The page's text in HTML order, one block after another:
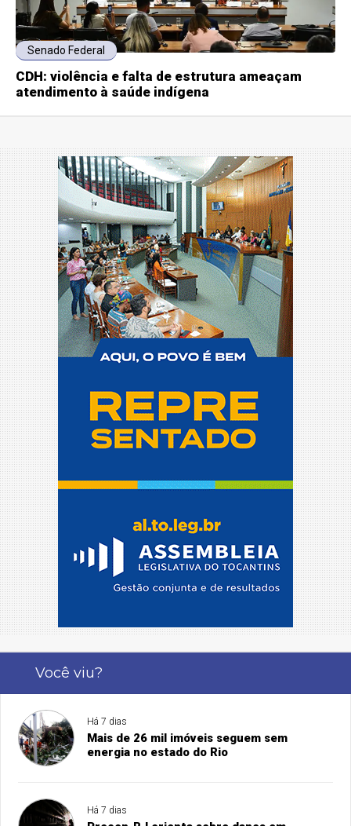
Senado Federal
CDH: violência e falta de estrutura ameaçam
atendimento à saúde indígena
Você viu?
Há 7 dias
Mais de 26 mil imóveis seguem sem
energia no estado do Rio
Há 7 dias